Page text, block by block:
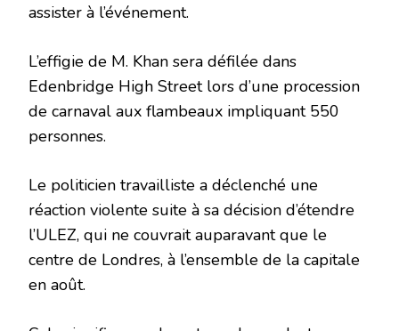
assister à l’événement.
L’effigie de M. Khan sera défilée dans
Edenbridge High Street lors d’une procession
de carnaval aux flambeaux impliquant 550
personnes.
Le politicien travailliste a déclenché une
réaction violente suite à sa décision d’étendre
l’ULEZ, qui ne couvrait auparavant que le
centre de Londres, à l’ensemble de la capitale
en août.